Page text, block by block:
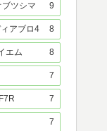
ツシマ 9
アブロ4 8
エム 8
7
7
7